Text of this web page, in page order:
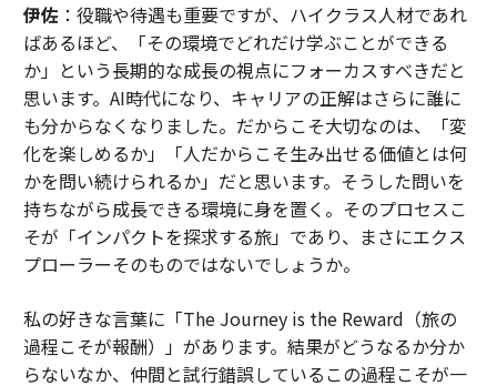
伊佐：役職や待遇も重要ですが、ハイクラス人材であれ
ばあるほど、「その環境でどれだけ学ぶことができる
か」という長期的な成長の視点にフォーカスすべきだと
思います。AI時代になり、キャリアの正解はさらに誰に
も分からなくなりました。だからこそ大切なのは、「変
化を楽しめるか」「人だからこそ生み出せる価値とは何
かを問い続けられるか」だと思います。そうした問いを
持ちながら成長できる環境に身を置く。そのプロセスこ
そが「インパクトを探求する旅」であり、まさにエクス
プローラーそのものではないでしょうか。
私の好きな言葉に「The Journey is the Reward（旅の
過程こそが報酬）」があります。結果がどうなるか分か
らないなか、仲間と試行錯誤しているこの過程こそが一